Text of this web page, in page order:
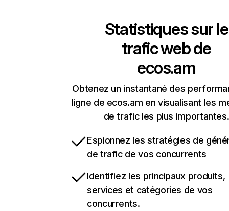
Statistiques sur le
trafic web de
ecos.am
Obtenez un instantané des
ligne de ecos.am en visualisant les
de trafic les plus importantes.
Espionnez les stratégies de
de trafic de vos concurrents
Identifiez les principaux produits,
services et catégories de vos
concurrents.